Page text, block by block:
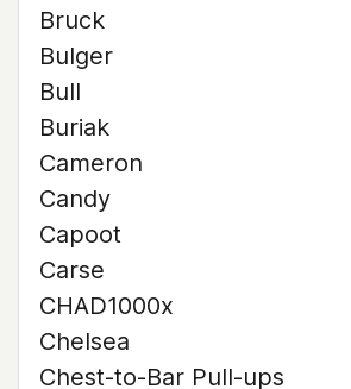
Bruck
Bulger
Bull
Buriak
Cameron
Candy
Capoot
Carse
CHAD1000x
Chelsea
Chest-to-Bar Pull-ups